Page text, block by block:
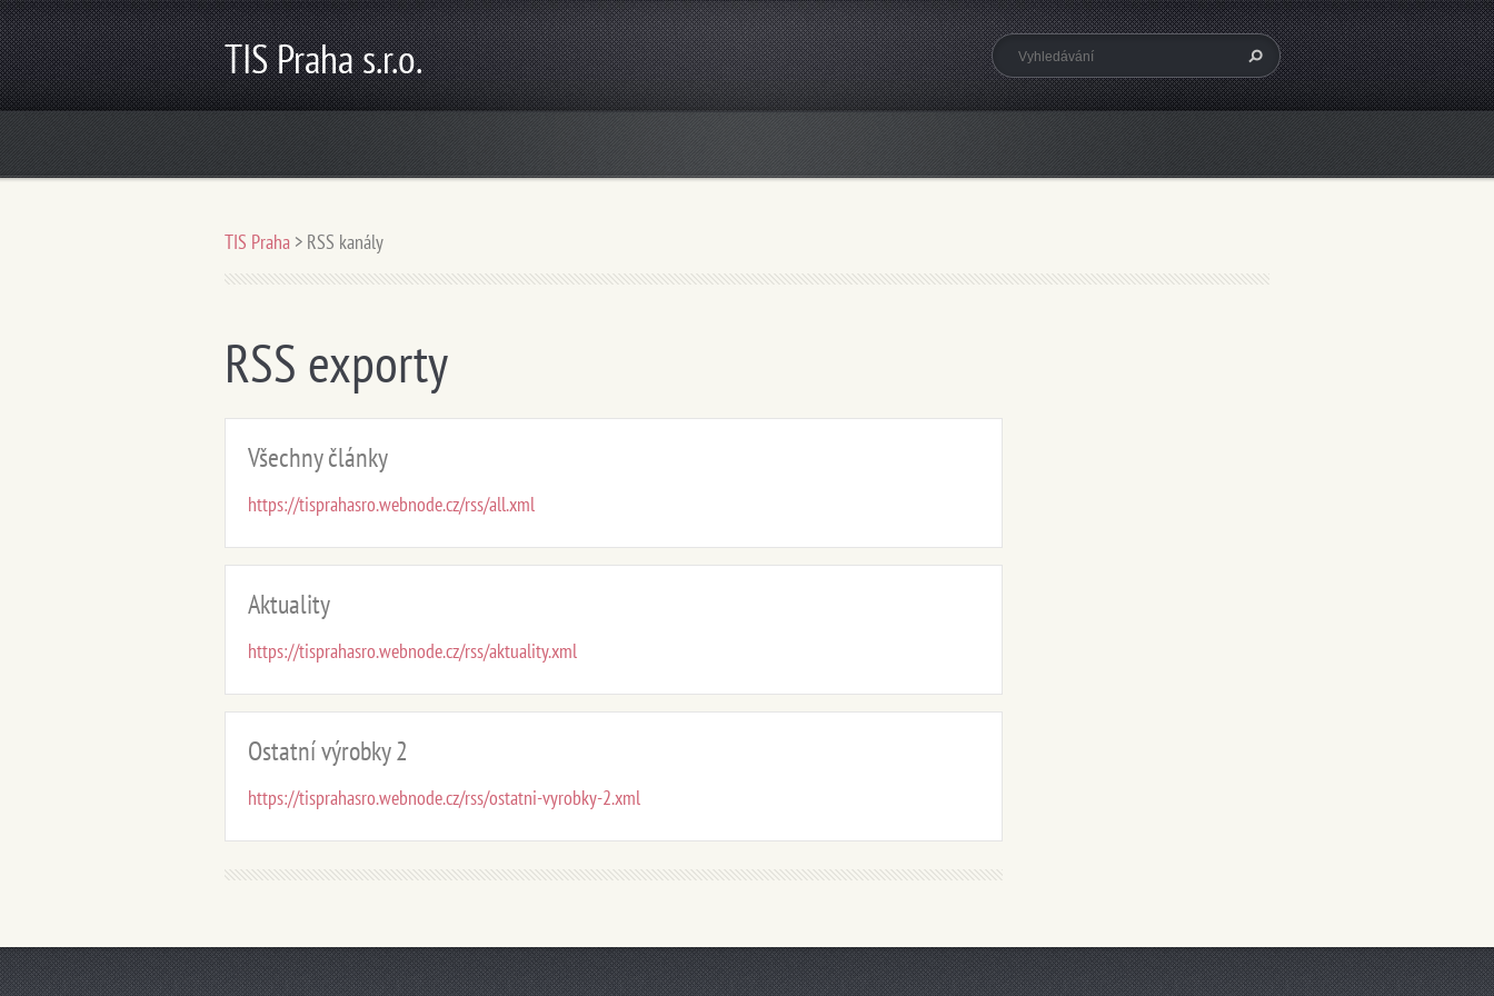
TIS Praha s.r.o.
TIS Praha > RSS kanály
RSS exporty
Všechny články
https://tisprahasro.webnode.cz/rss/all.xml
Aktuality
https://tisprahasro.webnode.cz/rss/aktuality.xml
Ostatní výrobky 2
https://tisprahasro.webnode.cz/rss/ostatni-vyrobky-2.xml